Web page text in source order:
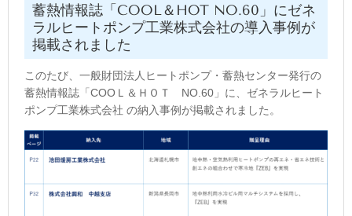
蓄熱情報誌「COOL＆HOT NO.60」にゼネ
ラルヒートポンプ工業株式会社の導入事例が
掲載されました
このたび、一般財団法人ヒートポンプ・蓄熱センター発行の
蓄熱情報誌「COOＬ＆ＨＯＴ NO.60」に、ゼネラルヒート
ポンプ工業株式会社 の納入事例が掲載されました。